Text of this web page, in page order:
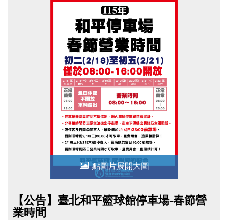
點圖片展開大圖
【公告】臺北和平籃球館停車場-春節營
業時間